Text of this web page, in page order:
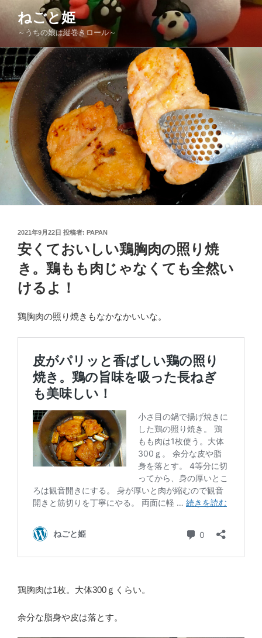
ン
テ
ン
ツ
へ
ス
キ
ッ
ねごと姫
～うちの娘は縦巻きロール～
投
稿
日:
2021年9月22日 投稿者: PAPAN
安くておいしい鶏胸肉の照り焼
き。鶏もも肉じゃなくても全然い
けるよ！
鶏胸肉の照り焼きもなかなかいいな。
鶏胸肉は1枚。大体300ｇくらい。
余分な脂身や皮は落とす。